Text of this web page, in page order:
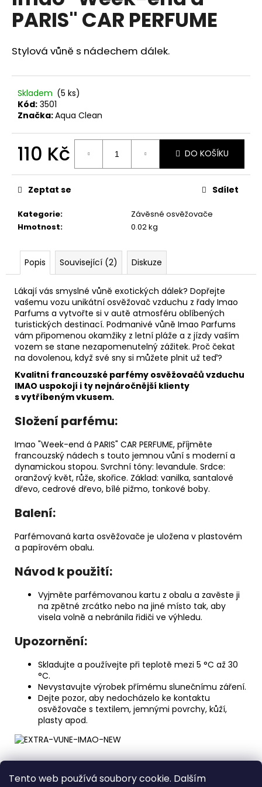
Tento web používá soubory cookie. Dalším
0,0
hvězdiček.
PARIS" CAR PERFUME
Stylová vůně s nádechem dálek.
Skladem (5 ks)
Kód: 3501
Značka:Aqua Clean
110 Kč
cena:
DO KOŠÍKU
Kategorie:
Závěsné osvěžovače
Hmotnost: 0.02 kg
Zeptat se Sdílet
Popis Související (2) Diskuze
Lákají vás smyslné vůně exotických dálek? Dopřejte
vašemu vozu unikátní osvěžovač vzduchu z řady Imao
Parfums a vytvořte si v autě atmosféru oblíbených
turistických destinací. Podmanivé vůně Imao Parfums
vám připomenou okamžiky z letní pláže a z jízdy vaším
vozem se stane nezapomenutelný zážitek. Proč čekat
na dovolenou, když své sny si můžete plnit už teď?
Kvalitní francouzské parfémy osvěžovačů vzduchu
IMAO uspokojí i ty nejnáročnější klienty
s vytříbeným vkusem.
Složení parfému:
Imao "Week-end á PARIS" CAR PERFUME, příjměte
francouzský nádech s touto jemnou vůní s moderní a
dynamickou stopou. Svrchní tóny: levandule. Srdce:
oranžový květ, růže, skořice. Základ: vanilka, santalové
dřevo, cedrové dřevo, bílé pižmo, tonkové boby.
Balení:
Parfémovaná karta osvěžovače je uložena v plastovém
a papírovém obalu.
Návod k použití:
Vyjměte parfémovanou kartu z obalu a zavěste ji
na zpětné zrcátko nebo na jiné místo tak, aby
visela volně a nebránila řidiči ve výhledu.
Upozornění:
Skladujte a používejte při teplotě mezi 5 °C až 30
°C.
Nevystavujte výrobek přímému slunečnímu záření.
Dejte pozor, aby nedocházelo ke kontaktu
osvěžovače s textilem, jemnými povrchy, kůží,
plasty apod.
a
j
í
t
?
HLEDAT
D
p
o
u
j
e
m
e
PÁNEVNÍ
PROLOŽKY
SADA
3
KUSY
67
Kč
Z